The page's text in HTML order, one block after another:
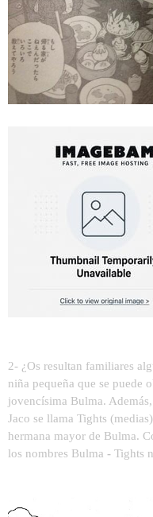
2- ¿Os resultan familiares
niña pequeña que se puede
jovencísima Bulma.
Jaco se llama Tights
hermana mayor de Bulma.
los nombres Bulma - Tights